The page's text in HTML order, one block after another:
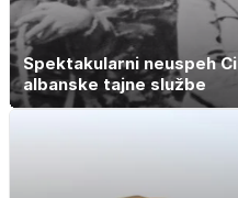
Spektakularni neuspeh
albanske tajne službe